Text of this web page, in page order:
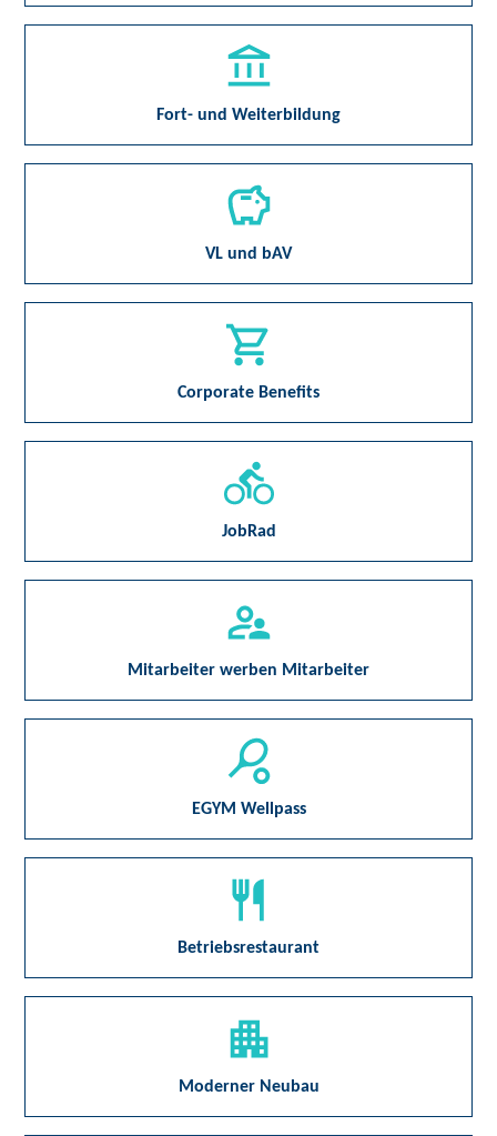
Fort- und Weiterbildung
VL und bAV
Corporate Benefits
JobRad
Mitarbeiter werben Mitarbeiter
EGYM Wellpass
Betriebsrestaurant
Moderner Neubau